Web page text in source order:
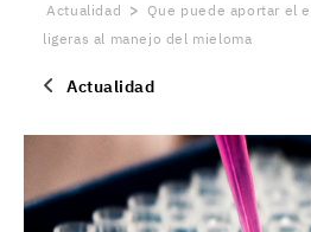
Actualidad
Que puede aportar el
ligeras al manejo del mieloma
Actualidad